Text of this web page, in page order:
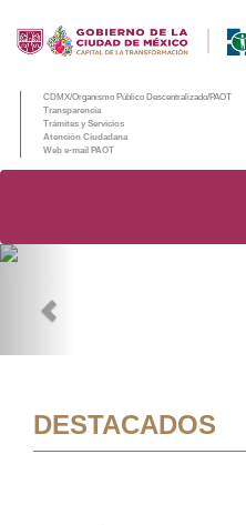
CDMX/Organismo Público Descentralizado/PAOT
Transparencia
Trámites y Servicios
Atención Ciudadana
Web e-mail PAOT
DESTACADOS